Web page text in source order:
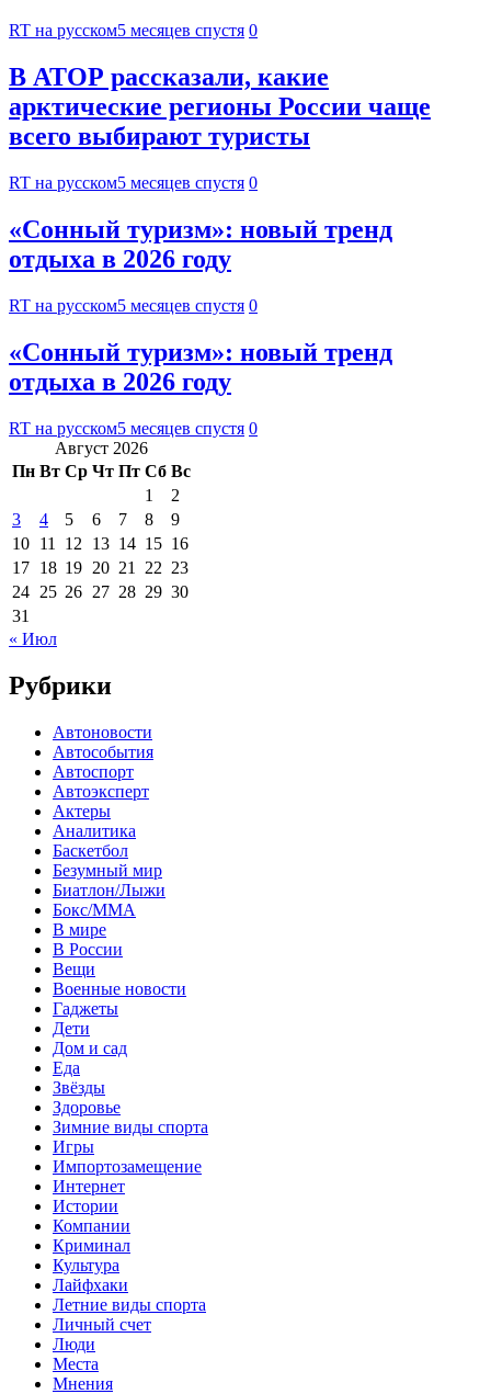
RT на русском5 месяцев спустя 0
В АТОР рассказали, какие
арктические регионы России чаще
всего выбирают туристы
RT на русском5 месяцев спустя 0
«Сонный туризм»: новый тренд
отдыха в 2026 году
RT на русском5 месяцев спустя 0
«Сонный туризм»: новый тренд
отдыха в 2026 году
RT на русском5 месяцев спустя 0
Август 2026
Пн Вт Ср Чт Пт Сб Вс
1
2
3
4 5 6 7 8
9
10 11 12 13 14 15 16
17 18 19 20 21 22 23
24 25 26 27 28 29 30
31
« Июл
Рубрики
Автоновости
Автособытия
Автоспорт
Автоэксперт
Актеры
Аналитика
Баскетбол
Безумный мир
Биатлон/Лыжи
Бокс/MMA
В мире
В России
Вещи
Военные новости
Гаджеты
Дети
Дом и сад
Еда
Звёзды
Здоровье
Зимние виды спорта
Игры
Импортозамещение
Интернет
Истории
Компании
Криминал
Культура
Лайфхаки
Летние виды спорта
Личный счет
Люди
Места
Мнения